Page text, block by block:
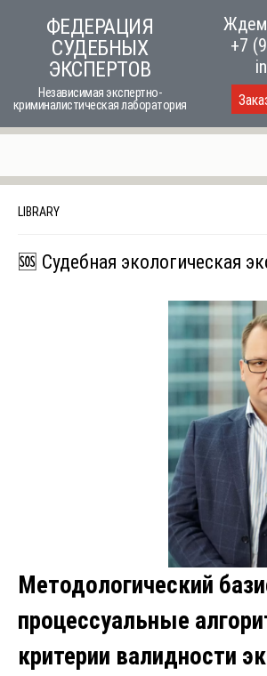
ФЕДЕРАЦИЯ
СУДЕБНЫХ
ЭКСПЕРТОВ
Независимая экспертно-
криминалистическая лаборатория
Ждем
+7
LIBRARY
🆘 Судебная экологическая
Методологический
процессуальные
критерии валидности